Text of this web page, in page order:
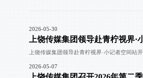
2026-05-30
上饶传媒集团领导赴青柠视界
上饶传媒集团领导赴青柠视界·小记者空间站
2026-05-07